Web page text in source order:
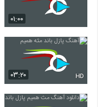
۰۱:۰۰
۰۳:۲۰ HD